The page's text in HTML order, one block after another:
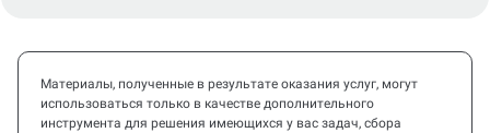
Материалы, полученные в результате оказания услуг, могут
использоваться только в качестве дополнительного
инструмента для решения имеющихся у вас задач, сбора